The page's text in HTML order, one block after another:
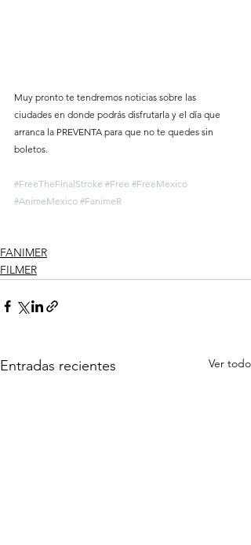
Muy pronto te tendremos noticias sobre las
ciudades en donde podrás disfrutarla y el día que
arranca la PREVENTA para que no te quedes sin
boletos.
#FreeTheFinalStroke #Free #FreeMexico
#AnimeMexico #FanimeR
FANIMER
FILMER
Entradas recientes Ver todo